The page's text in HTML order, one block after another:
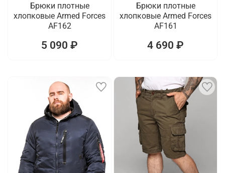
Брюки плотные
хлопковые Armed Forces
AF162
5 090 ₽
Брюки плотные
хлопковые Armed Forces
AF161
4 690 ₽